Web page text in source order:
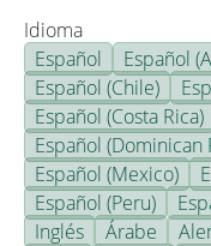
Idioma
Español
Español
Español (Chile)
Español (Costa Rica)
Español (Dominican
Español (Mexico)
Español (Peru)
Inglés
Árabe